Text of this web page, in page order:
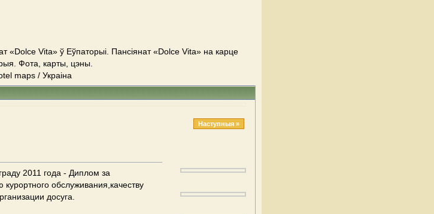
«Dolce Vita» ў Еўпаторыі. Пансіянат «Dolce Vita» на карце
Фота, карты, цэны.
maps / Украіна
Наступныя »
2011 года - Диплом за
обслуживания,качеству
досуга.